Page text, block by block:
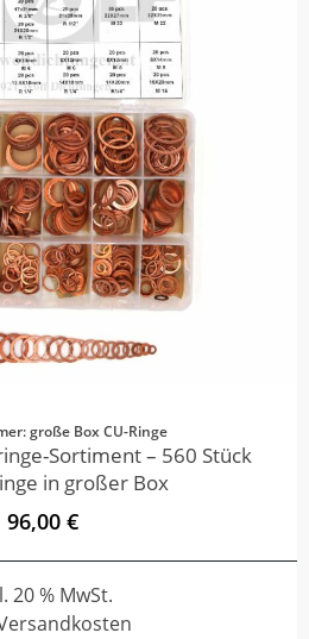
große Box CU-Ringe
Sortiment – 560 Stück
in großer Box
96,00 €
20 % MwSt.